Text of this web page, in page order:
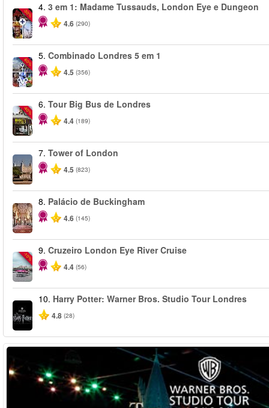
-30%
4. 3 em 1: Madame Tussauds, London Eye e Dungeon
4.6 (290)
-60%
5. Combinado Londres 5 em 1
4.5 (356)
-40%
6. Tour Big Bus de Londres
4.4 (189)
7. Tower of London
4.5 (823)
8. Palácio de Buckingham
4.6 (145)
-10%
9. Cruzeiro London Eye River Cruise
4.4 (56)
10. Harry Potter: Warner Bros. Studio Tour Londres
4.8 (28)